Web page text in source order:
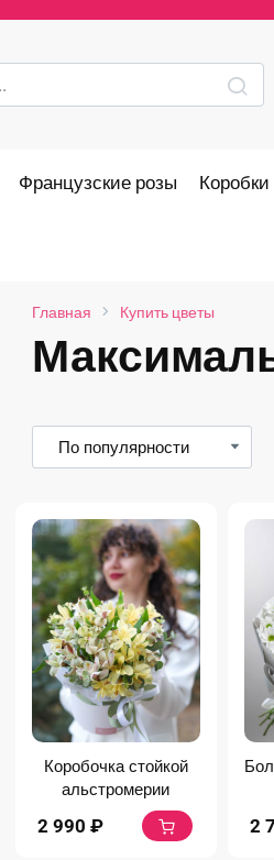
Французские розы
Главная Купить цветы
Коробочка стойкой
альстромерии
2 990 ₽ 2